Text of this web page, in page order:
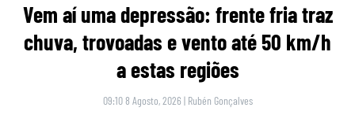
Vem aí uma depressão: frente fria traz
chuva, trovoadas e vento até 50 km/h
a estas regiões
09:10 8 Agosto, 2026 | Rubén Gonçalves